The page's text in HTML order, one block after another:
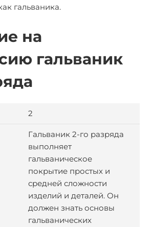
гальваника.
на
гальваник
2
Гальваник 2-го разряда
выполняет
гальваническое
покрытие простых и
средней сложности
изделий и деталей. Он
должен знать основы
гальванических